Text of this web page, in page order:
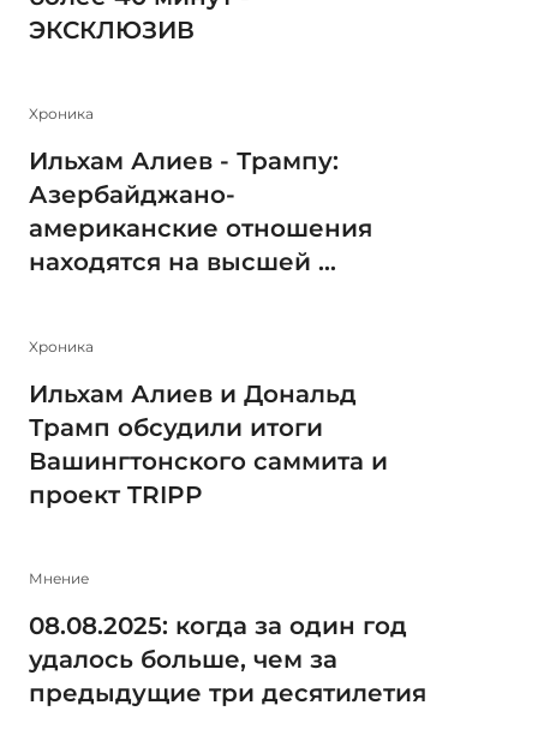
ЭКСКЛЮЗИВ
Xроника
Ильхам Алиев - Трампу:
Азербайджано-
американские отношения
находятся на высшей ...
Xроника
Ильхам Алиев и Дональд
Трамп обсудили итоги
Вашингтонского саммита и
проект TRIPP
Мнение
08.08.2025: когда за один год
удалось больше, чем за
предыдущие три десятилетия